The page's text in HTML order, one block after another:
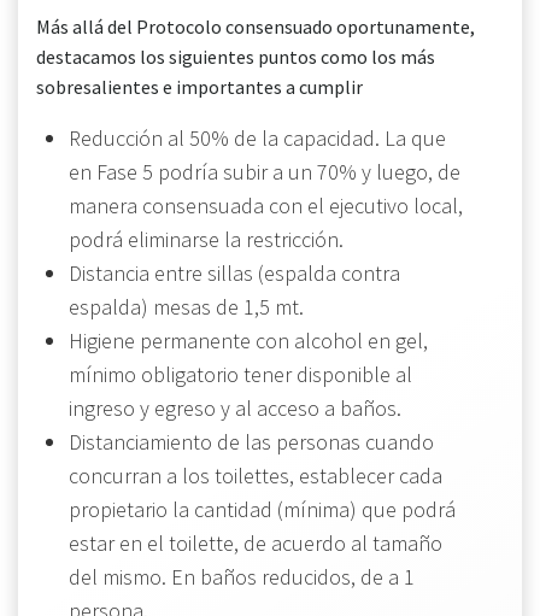
Más allá del Protocolo consensuado oportunamente,
destacamos los siguientes puntos como los más
sobresalientes e importantes a cumplir
Reducción al 50% de la capacidad. La que
en Fase 5 podría subir a un 70% y luego, de
manera consensuada con el ejecutivo local,
podrá eliminarse la restricción.
Distancia entre sillas (espalda contra
espalda) mesas de 1,5 mt.
Higiene permanente con alcohol en gel,
mínimo obligatorio tener disponible al
ingreso y egreso y al acceso a baños.
Distanciamiento de las personas cuando
concurran a los toilettes, establecer cada
propietario la cantidad (mínima) que podrá
estar en el toilette, de acuerdo al tamaño
del mismo. En baños reducidos, de a 1